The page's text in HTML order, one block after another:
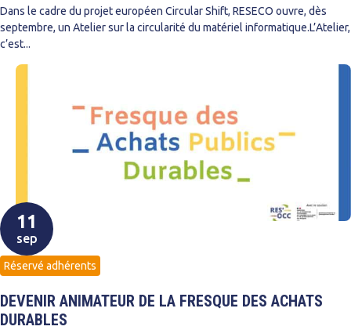
Dans le cadre du projet européen Circular Shift, RESECO ouvre, dès
septembre, un Atelier sur la circularité du matériel informatique.L’Atelier,
c’est...
11
sep
Réservé adhérents
DEVENIR ANIMATEUR DE LA FRESQUE DES ACHATS
DURABLES